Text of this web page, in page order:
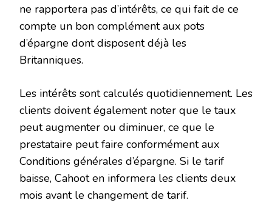
ne rapportera pas d’intérêts, ce qui fait de ce
compte un bon complément aux pots
d’épargne dont disposent déjà les
Britanniques.
Les intérêts sont calculés quotidiennement. Les
clients doivent également noter que le taux
peut augmenter ou diminuer, ce que le
prestataire peut faire conformément aux
Conditions générales d’épargne. Si le tarif
baisse, Cahoot en informera les clients deux
mois avant le changement de tarif.